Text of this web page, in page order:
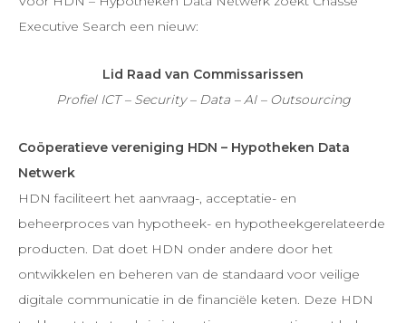
Executive Search een nieuw:
Lid Raad van Commissarissen
Profiel ICT – Security – Data – AI – Outsourcing
Coöperatieve vereniging HDN – Hypotheken Data
Netwerk
HDN faciliteert het aanvraag-, acceptatie- en
beheerproces van hypotheek- en hypotheekgerelateerde
producten. Dat doet HDN onder andere door het
ontwikkelen en beheren van de standaard voor veilige
digitale communicatie in de financiële keten. Deze HDN